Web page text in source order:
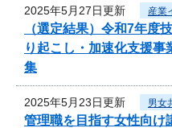
2025年5月27日更新 産業
（選定結果）令和7年度
り起こし・加速化支援
集
2025年5月23日更新 男女
管理職を目指す女性向け